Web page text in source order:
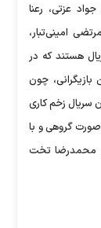
عزتی، رعنا
امینی‌تبار،
هستند که در
چون
سریال زخم کاری
گروهی و با
محمدرضا تخت